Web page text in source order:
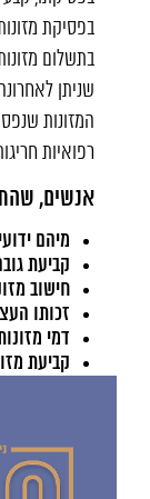
בפסיקת
בתשלום
שניתן
המזונות
רפואיות
אנשים,
מיהם
קביעת
חישוב
זכותו
דמי
קביעת